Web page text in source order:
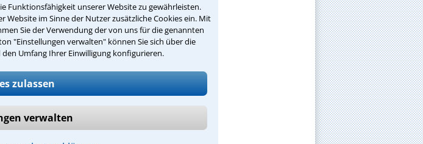
Funktionsfähigkeit unserer Website zu gewährleisten.
im Sinne der Nutzer zusätzliche Cookies ein. Mit
Sie der Verwendung der von uns für die genannten
"Einstellungen verwalten" können Sie sich über die
Umfang Ihrer Einwilligung konfigurieren.
zulassen
verwalten
einen
in Hamm
Sie eine
erhalten. In diesem
in Ihrem